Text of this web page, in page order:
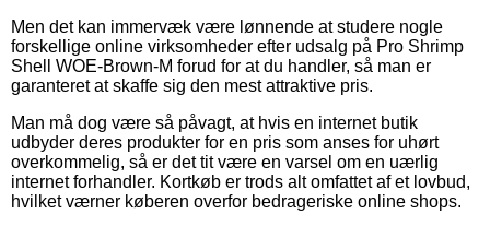
Men det kan immervæk være lønnende at studere nogle
forskellige online virksomheder efter udsalg på Pro Shrimp
Shell WOE-Brown-M forud for at du handler, så man er
garanteret at skaffe sig den mest attraktive pris.
Man må dog være så påvagt, at hvis en internet butik
udbyder deres produkter for en pris som anses for uhørt
overkommelig, så er det tit være en varsel om en uærlig
internet forhandler. Kortkøb er trods alt omfattet af et lovbud,
hvilket værner køberen overfor bedrageriske online shops.